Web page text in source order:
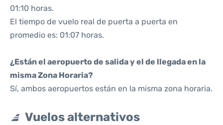
01:10 horas.
El tiempo de vuelo real de puerta a puerta en
promedio es: 01:07 horas.
¿Están el aeropuerto de salida y el de llegada en la
misma Zona Horaria?
Sí, ambos aeropuertos están en la misma zona horaria.
Vuelos alternativos